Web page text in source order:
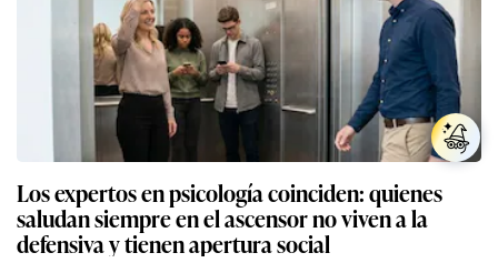
Los expertos en psicología coinciden: quienes
saludan siempre en el ascensor no viven a la
defensiva y tienen apertura social